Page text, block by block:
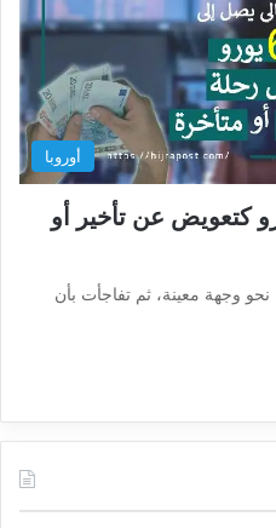
أوروبا
على 600 يورو كتعويض عن تأخير أو
وجهة معينة، ثم تفاجأت بأن